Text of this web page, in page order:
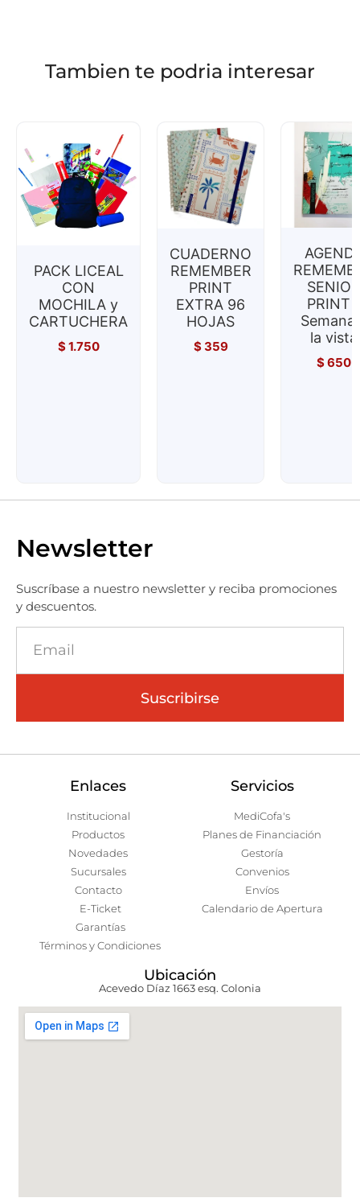
Tambien te podria interesar
PACK LICEAL
CON
MOCHILA y
CARTUCHERA
$1.750
CUADERNO
REMEMBER
PRINT
EXTRA 96
HOJAS
$359
SENIOR
PRINT -
Semana
la vista
$650
Newsletter
Suscríbase a nuestro newsletter y reciba promociones
y descuentos.
Suscribirse
Enlaces
Institucional
Productos
Novedades
Sucursales
Contacto
E-Ticket
Garantías
Términos y Condiciones
Servicios
MediCofa's
Planes de Financiación
Gestoría
Convenios
Envíos
Calendario de Apertura
Ubicación
Acevedo Díaz 1663 esq. Colonia